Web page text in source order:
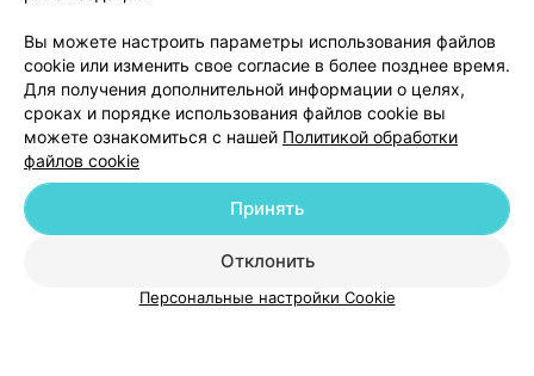
Добавить специалиста
О проекте Новости проекта
Размещение рекламы
Медицинский маркетинг
Публичный договор
Пользовательское соглашение
Способы оплаты
Вы можете настроить параметры использования файлов
cookie или изменить свое согласие в более позднее время.
Для получения дополнительной информации о целях,
сроках и порядке использования файлов cookie вы
можете ознакомиться с нашей Политикой обработки
файлов cookie
Отклонить
Принять
Персональные настройки Cookie